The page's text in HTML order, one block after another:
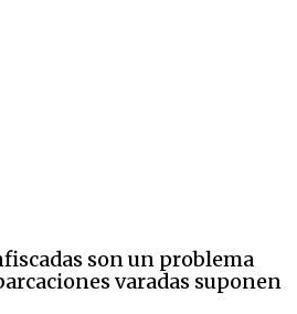
son un problema
varadas suponen